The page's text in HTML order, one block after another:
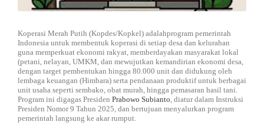
Koperasi Merah Putih (Kopdes/Kopkel) adalahprogram pemerintah
Indonesia untuk membentuk koperasi di setiap desa dan kelurahan
guna memperkuat ekonomi rakyat, memberdayakan masyarakat lokal
(petani, nelayan, UMKM, dan mewujutkan kemandirian ekonomi desa,
dengan target pembentukan hingga 80.000 unit dan didukung oleh
lembaga keuangan (Himbara) serta pendanaan produktif untuk berbagai
unit usaha seperti sembako, obat murah, hingga pemasaran hasil tani.
Program ini digagas Presiden Prabowo Subianto , diatur dalam Instruksi
Presiden Nomor 9 Tahun 2025, dan bertujuan menyalurkan program
pemerintah langsung ke akar rumput.